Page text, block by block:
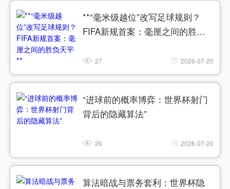
**“毫米级越位”改写足球规则？
FIFA新规首案：毫厘之间的胜负
27 2026-07-20
“进球前的概率博弈：世界杯射门
背后的隐藏算法”
26 2026-07-20
算法暗战与票务套利：世界杯隐